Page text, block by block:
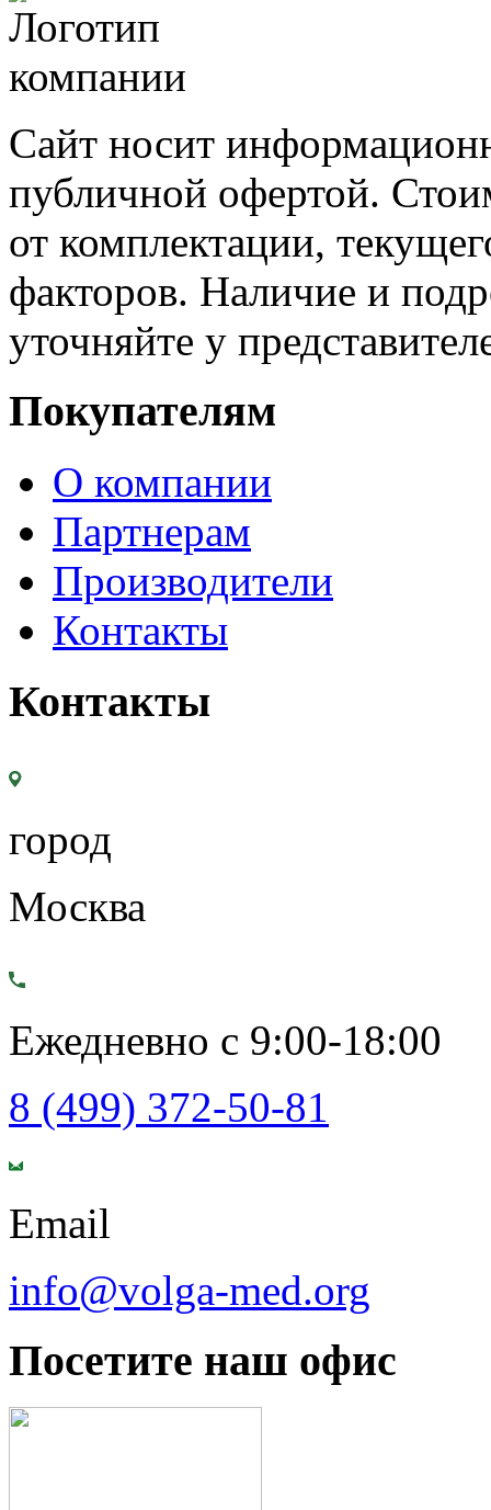
Сайт носит
публичной офертой.
от комплектации,
факторов. Наличие и
уточняйте у
Покупателям
О компании
Партнерам
Производители
Контакты
Контакты
город
Москва
Ежедневно с 9:00-18:00
8 (499) 372-50-81
Email
info@volga-med.org
Посетите наш офис